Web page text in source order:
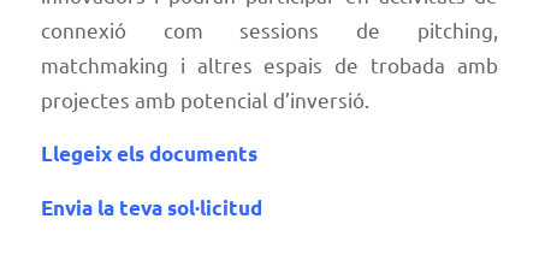
connexió com sessions de pitching,
matchmaking i altres espais de trobada amb
projectes amb potencial d’inversió.
Llegeix els documents
Envia la teva sol·licitud